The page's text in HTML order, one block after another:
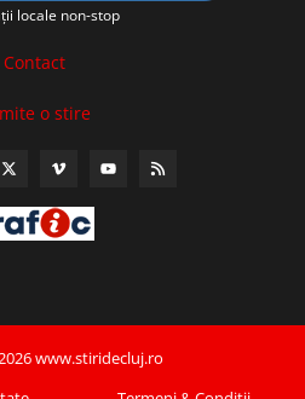
locale non-stop
Contact
o stire
www.stiridecluj.ro